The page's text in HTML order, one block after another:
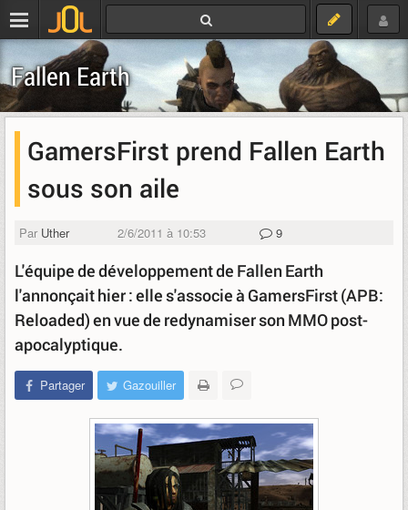
Fallen Earth
GamersFirst prend Fallen Earth
sous son aile
Par Uther 2/6/2011 à 10:53 9
L'équipe de développement de Fallen Earth
l'annonçait hier : elle s'associe à GamersFirst (APB:
Reloaded) en vue de redynamiser son MMO post-
apocalyptique.
Partager Gazouiller